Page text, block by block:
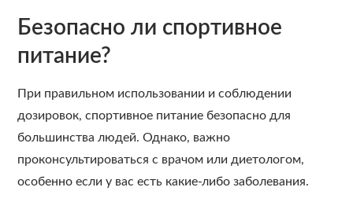
Безопасно ли спортивное
питание?
При правильном использовании и соблюдении
дозировок, спортивное питание безопасно для
большинства людей. Однако, важно
проконсультироваться с врачом или диетологом,
особенно если у вас есть какие-либо заболевания.